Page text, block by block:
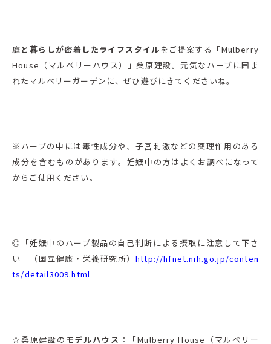
庭と暮らしが密着したライフスタイル をご提案する「Mulberry
House（マルベリーハウス）」桑原建設。元気なハーブに囲ま
れたマルベリーガーデンに、ぜひ遊びにきてくださいね。
※ハーブの中には毒性成分や、子宮刺激などの薬理作用のある
成分を含むものがあります。妊娠中の方はよくお調べになって
からご使用ください。
◎「妊娠中のハーブ製品の自己判断による摂取に注意して下さ
い」（国立健康・栄養研究所）http://hfnet.nih.go.jp/conten
ts/detail3009.html
☆桑原建設の モデルハウス ：「Mulberry House（マルベリー